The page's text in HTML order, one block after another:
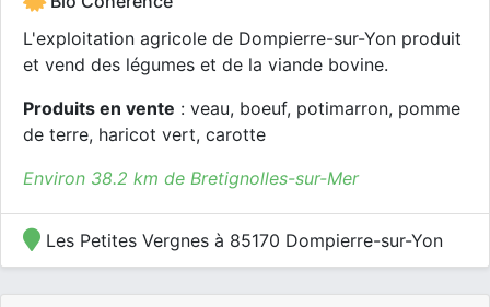
L'exploitation agricole de Dompierre-sur-Yon produit
et vend des légumes et de la viande bovine.
Produits en vente : veau, boeuf, potimarron, pomme
de terre, haricot vert, carotte
Environ 38.2 km de Bretignolles-sur-Mer
Les Petites Vergnes à 85170 Dompierre-sur-Yon